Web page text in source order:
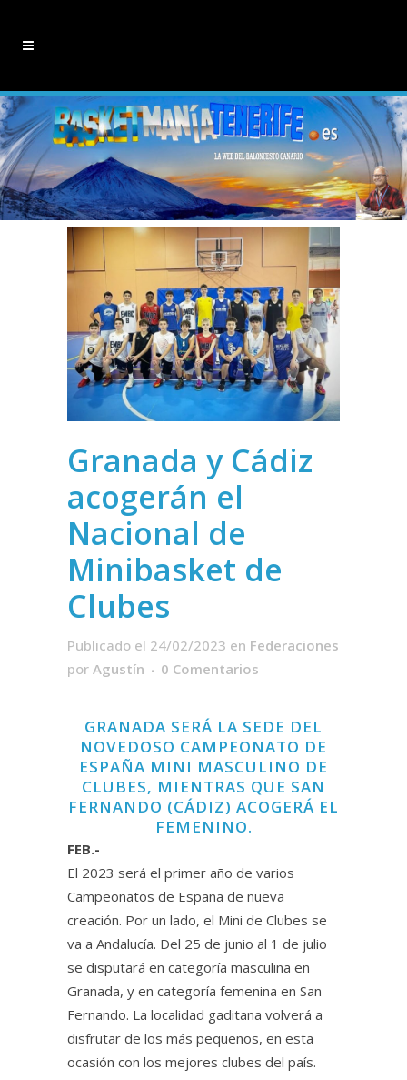
Granada y Cádiz
acogerán el
Nacional de
Minibasket de
Clubes
Publicado el 24/02/2023 en Federaciones
por Agustín 0 Comentarios
GRANADA SERÁ LA SEDE DEL
NOVEDOSO CAMPEONATO DE
ESPAÑA MINI MASCULINO DE
CLUBES, MIENTRAS QUE SAN
FERNANDO (CÁDIZ) ACOGERÁ EL
FEMENINO.
FEB.-
El 2023 será el primer año de varios
Campeonatos de España de nueva
creación. Por un lado, el Mini de Clubes se
va a Andalucía. Del 25 de junio al 1 de julio
se disputará en categoría masculina en
Granada, y en categoría femenina en San
Fernando. La localidad gaditana volverá a
disfrutar de los más pequeños, en esta
ocasión con los mejores clubes del país.